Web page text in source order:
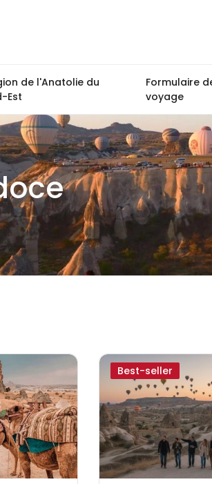
de l'Anatolie du
Est
Formulaire
voyage
Best-seller